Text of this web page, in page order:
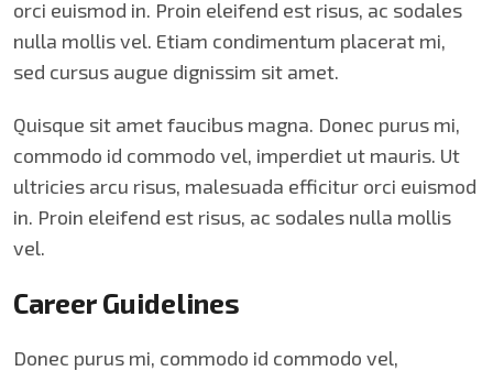
orci euismod in. Proin eleifend est risus, ac sodales
nulla mollis vel. Etiam condimentum placerat mi,
sed cursus augue dignissim sit amet.
Quisque sit amet faucibus magna. Donec purus mi,
commodo id commodo vel, imperdiet ut mauris. Ut
ultricies arcu risus, malesuada efficitur orci euismod
in. Proin eleifend est risus, ac sodales nulla mollis
vel.
Career Guidelines
Donec purus mi, commodo id commodo vel,